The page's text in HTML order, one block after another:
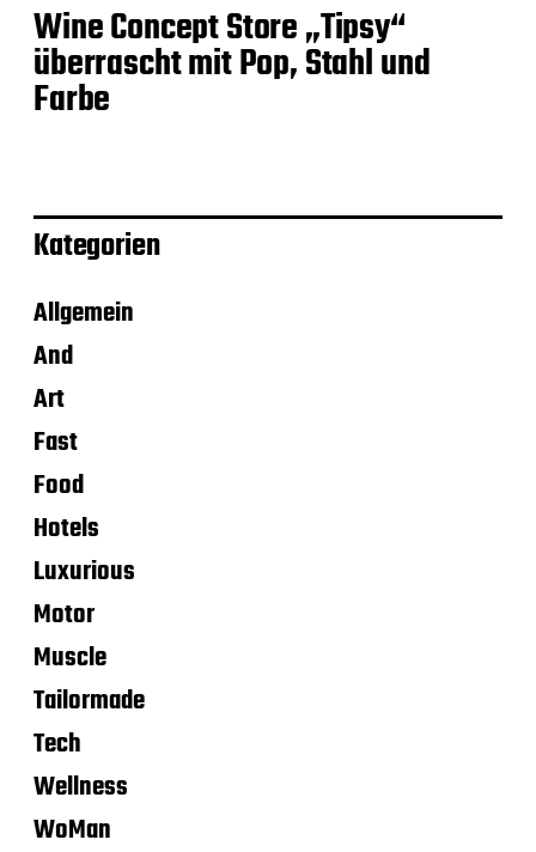
Wine Concept Store „Tipsy“
überrascht mit Pop, Stahl und
Farbe
Kategorien
Allgemein
And
Art
Fast
Food
Hotels
Luxurious
Motor
Muscle
Tailormade
Tech
Wellness
WoMan